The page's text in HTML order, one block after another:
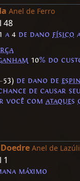
Anel de Ferro
48
a 4 de dano físico
10% do
53) de dano de
de causar
você com ataques
Anel de Lazúli
1
máximo